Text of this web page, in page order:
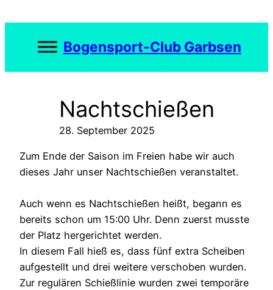
springen
Bogensport-Club Garbsen
Nachtschießen
28. September 2025
Zum Ende der Saison im Freien habe wir auch
dieses Jahr unser Nachtschießen veranstaltet.
Auch wenn es Nachtschießen heißt, begann es
bereits schon um 15:00 Uhr. Denn zuerst musste
der Platz hergerichtet werden.
In diesem Fall hieß es, dass fünf extra Scheiben
aufgestellt und drei weitere verschoben wurden.
Zur regulären Schießlinie wurden zwei temporäre